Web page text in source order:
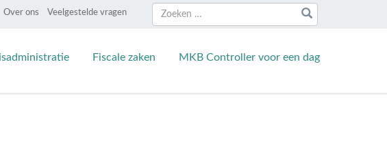
Over ons Veelgestelde vragen Zoeken
Zoeken
naar:
Fiscale zaken MKB Controller voor een dag